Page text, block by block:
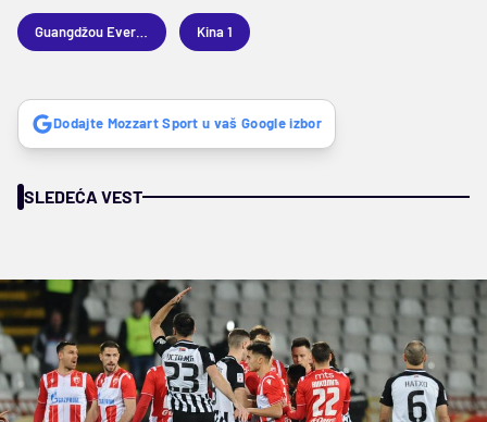
Kina 1
Dodajte Mozzart Sport u vaš Google izbor
SLEDEĆA VEST